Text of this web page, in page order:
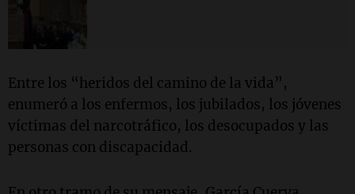
Entre los “heridos del camino de la vida”,
enumeró a los enfermos, los jubilados, los jóvenes
víctimas del narcotráfico, los desocupados y las
personas con discapacidad.